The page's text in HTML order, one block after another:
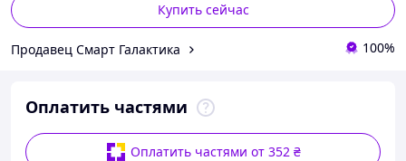
Купить сейчас
Продавец Смарт Галактика 100%
Оплатить частями
Оплатить частями от 352 ₴